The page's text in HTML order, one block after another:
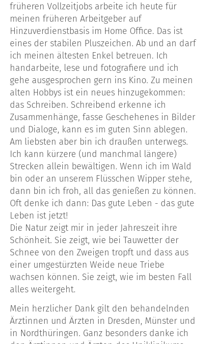
früheren Vollzeitjobs arbeite ich heute für
meinen früheren Arbeitgeber auf
Hinzuverdienstbasis im Home Office. Das ist
eines der stabilen Pluszeichen. Ab und an darf
ich meinen ältesten Enkel betreuen. Ich
handarbeite, lese und fotografiere und ich
gehe ausgesprochen gern ins Kino. Zu meinen
alten Hobbys ist ein neues hinzugekommen:
das Schreiben. Schreibend erkenne ich
Zusammenhänge, fasse Geschehenes in Bilder
und Dialoge, kann es im guten Sinn ablegen.
Am liebsten aber bin ich draußen unterwegs.
Ich kann kürzere (und manchmal längere)
Strecken allein bewältigen. Wenn ich im Wald
bin oder an unserem Flüsschen Wipper stehe,
dann bin ich froh, all das genießen zu können.
Oft denke ich dann: Das gute Leben - das gute
Leben ist jetzt!
Die Natur zeigt mir in jeder Jahreszeit ihre
Schönheit. Sie zeigt, wie bei Tauwetter der
Schnee von den Zweigen tropft und dass aus
einer umgestürzten Weide neue Triebe
wachsen können. Sie zeigt, wie im besten Fall
alles weitergeht.
Mein herzlicher Dank gilt den behandelnden
Ärztinnen und Ärzten in Dresden, Münster und
in Nordthüringen. Ganz besonders danke ich